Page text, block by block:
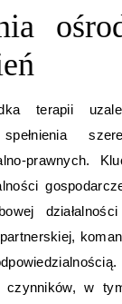
terapii
prawnych.
w